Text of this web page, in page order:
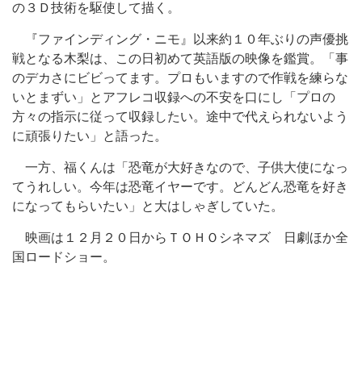
の３Ｄ技術を駆使して描く。
『ファインディング・ニモ』以来約１０年ぶりの声優挑
戦となる木梨は、この日初めて英語版の映像を鑑賞。「事
のデカさにビビってます。プロもいますので作戦を練らな
いとまずい」とアフレコ収録への不安を口にし「プロの
方々の指示に従って収録したい。途中で代えられないよう
に頑張りたい」と語った。
一方、福くんは「恐竜が大好きなので、子供大使になっ
てうれしい。今年は恐竜イヤーです。どんどん恐竜を好き
になってもらいたい」と大はしゃぎしていた。
映画は１２月２０日からＴＯＨＯシネマズ 日劇ほか全
国ロードショー。